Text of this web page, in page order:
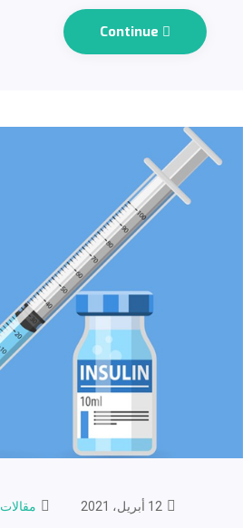
Continue
مقالات